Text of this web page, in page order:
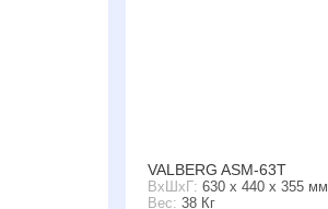
VALBERG ASM-63T
ВxШxГ: 630 x 440 x 355 мм
Вес: 38 Кг